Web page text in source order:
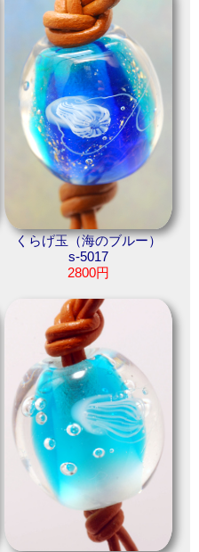
くらげ玉（海のブルー）
s-5017
2800円